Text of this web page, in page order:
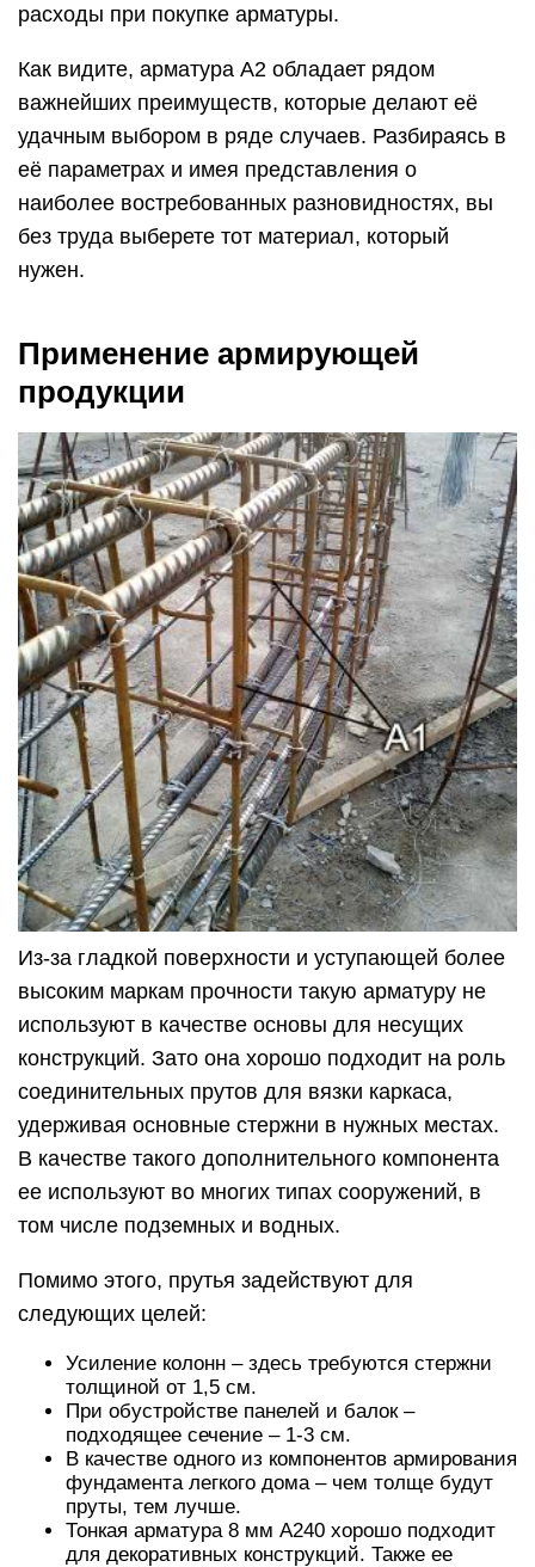
расходы при покупке арматуры.
Как видите, арматура А2 обладает рядом
важнейших преимуществ, которые делают её
удачным выбором в ряде случаев. Разбираясь в
её параметрах и имея представления о
наиболее востребованных разновидностях, вы
без труда выберете тот материал, который
нужен.
Применение армирующей
продукции
Из-за гладкой поверхности и уступающей более
высоким маркам прочности такую арматуру не
используют в качестве основы для несущих
конструкций. Зато она хорошо подходит на роль
соединительных прутов для вязки каркаса,
удерживая основные стержни в нужных местах.
В качестве такого дополнительного компонента
ее используют во многих типах сооружений, в
том числе подземных и водных.
Помимо этого, прутья задействуют для
следующих целей:
Усиление колонн – здесь требуются стержни
толщиной от 1,5 см.
При обустройстве панелей и балок –
подходящее сечение – 1-3 см.
В качестве одного из компонентов армирования
фундамента легкого дома – чем толще будут
пруты, тем лучше.
Тонкая арматура 8 мм А240 хорошо подходит
для декоративных конструкций. Также ее